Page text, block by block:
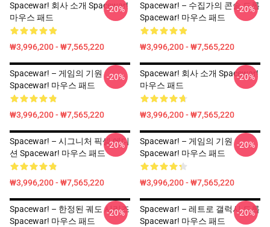
Spacewar! 회사 소개 Spacewar!
마우스 패드
₩3,996,200 - ₩7,565,220
-20%
Spacewar! – 수집가의 콘솔 드롭
Spacewar! 마우스 패드
₩3,996,200 - ₩7,565,220
-20%
Spacewar! – 게임의 기원
Spacewar! 마우스 패드
₩3,996,200 - ₩7,565,220
-20%
Spacewar! 회사 소개 Spacewar!
마우스 패드
₩3,996,200 - ₩7,565,220
-20%
Spacewar! – 시그니처 픽셀 에디
션 Spacewar! 마우스 패드
₩3,996,200 - ₩7,565,220
-20%
Spacewar! – 게임의 기원
Spacewar! 마우스 패드
₩3,996,200 - ₩7,565,220
-20%
Spacewar! – 한정된 궤도 시리즈
Spacewar! 마우스 패드
-20%
Spacewar! – 레트로 갤럭시 드롭
Spacewar! 마우스 패드
-20%